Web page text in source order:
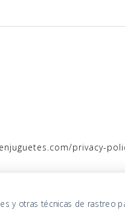
privacy-
y otras técnicas de rastreo